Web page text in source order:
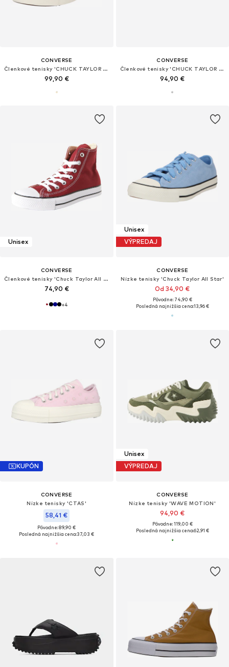
CONVERSE
Členkové tenisky 'CHUCK TAYLOR ALL STAR LIFT'
99,90 €
CONVERSE
Členkové tenisky 'CHUCK TAYLOR ALL STAR'
94,90 €
Unisex
CONVERSE
Členkové tenisky 'Chuck Taylor All Star'
74,90 €
+4
Unisex
VÝPREDAJ
CONVERSE
Nízke tenisky 'Chuck Taylor All Star'
Od 34,90 €
Pôvodne: 74,90 €
Posledná najnižšia cena:13,96 €
KUPÓN
CONVERSE
Nízke tenisky 'CTAS'
58,41 €
Pôvodne: 89,90 €
Posledná najnižšia cena:37,03 €
Unisex
VÝPREDAJ
CONVERSE
Nízke tenisky 'WAVE MOTION'
94,90 €
Pôvodne: 119,00 €
Posledná najnižšia cena:62,91 €